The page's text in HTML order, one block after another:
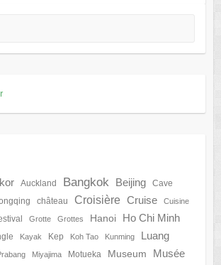
Auckland Bangkok Beijing Cave
château Croisière Cruise Cuisine
Grotte Grottes Hanoi
Ho Chi Minh
Kayak Kep Koh Tao Kunming
Luang
Miyajima Motueka Museum Musée